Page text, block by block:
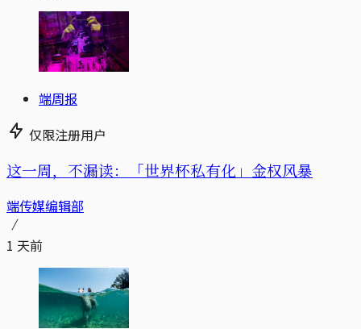
端周报
仅限注册用户
这一周，不漏读：「世界杯私有化」金权风暴
端传媒编辑部
1 天前